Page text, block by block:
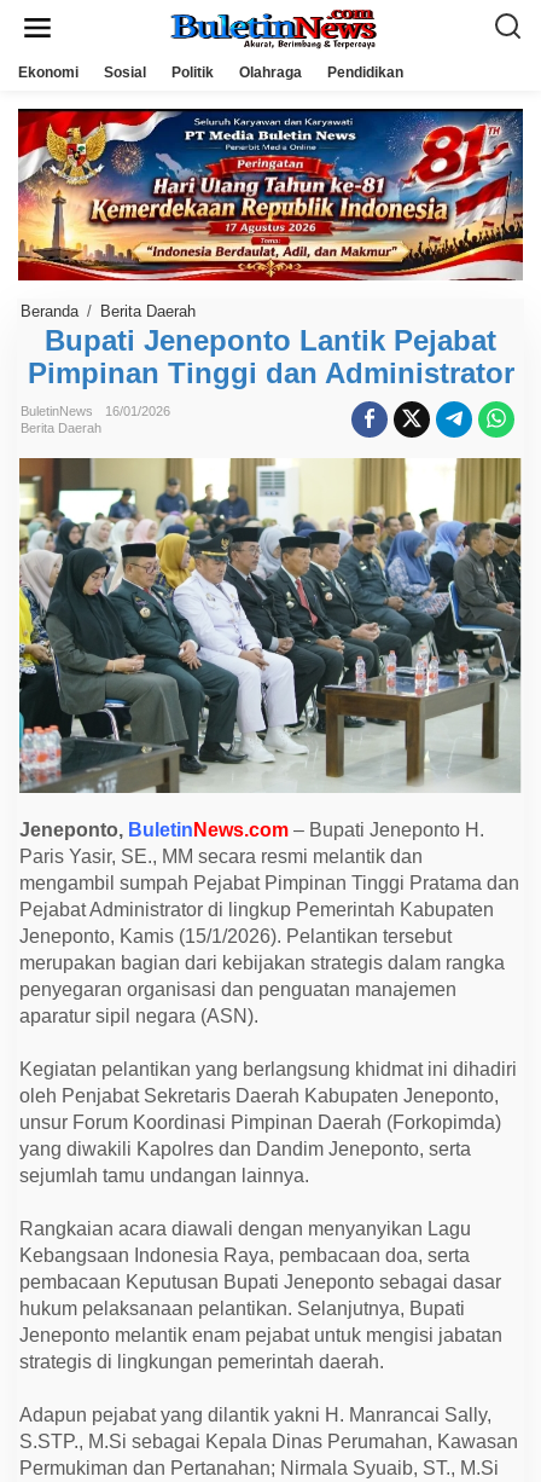
Ekonomi Sosial Politik Olahraga Pendidikan
Beranda / Berita Daerah
p
a
t
o
n
t
o
L
a
t
i
k
P
e
j
a
b
a
P
i
m
p
i
n
a
n
T
i
n
g
d
a
n
A
d
i
s
t
a
t
r
Bupati Jeneponto Lantik Pejabat
Pimpinan Tinggi dan Administrator
BuletinNews
16/01/2026
Berita Daerah
Jeneponto, Buletin News.com – Bupati Jeneponto H.
Paris Yasir, SE., MM secara resmi melantik dan
mengambil sumpah Pejabat Pimpinan Tinggi Pratama dan
Pejabat Administrator di lingkup Pemerintah Kabupaten
Jeneponto, Kamis (15/1/2026). Pelantikan tersebut
merupakan bagian dari kebijakan strategis dalam rangka
penyegaran organisasi dan penguatan manajemen
aparatur sipil negara (ASN).
Kegiatan pelantikan yang berlangsung khidmat ini dihadiri
oleh Penjabat Sekretaris Daerah Kabupaten Jeneponto,
unsur Forum Koordinasi Pimpinan Daerah (Forkopimda)
yang diwakili Kapolres dan Dandim Jeneponto, serta
sejumlah tamu undangan lainnya.
Rangkaian acara diawali dengan menyanyikan Lagu
Kebangsaan Indonesia Raya, pembacaan doa, serta
pembacaan Keputusan Bupati Jeneponto sebagai dasar
hukum pelaksanaan pelantikan. Selanjutnya, Bupati
Jeneponto melantik enam pejabat untuk mengisi jabatan
strategis di lingkungan pemerintah daerah.
Adapun pejabat yang dilantik yakni H. Manrancai Sally,
S.STP., M.Si sebagai Kepala Dinas Perumahan, Kawasan
Permukiman dan Pertanahan; Nirmala Syuaib, ST., M.Si